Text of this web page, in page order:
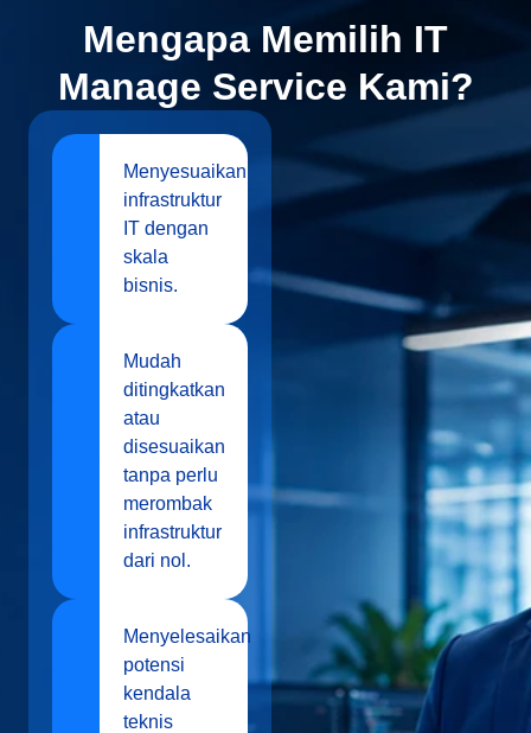
Mengapa Memilih IT
Manage Service Kami?
Menyesuaikan
infrastruktur
IT dengan
skala
bisnis.
Mudah
ditingkatkan
atau
disesuaikan
tanpa perlu
merombak
infrastruktur
dari nol.
Menyelesaikan
potensi
kendala
teknis